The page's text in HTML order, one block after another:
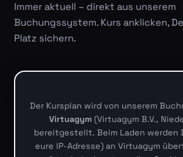
Immer aktuell – direkt aus unserem
Buchungssystem. Kurs anklicken,
Platz sichern.
Der Kursplan wird von unserem
Virtuagym(Virtuagym B.V.,
bereitgestellt. Beim Laden werden
eure IP-Adresse) an Virtuagym